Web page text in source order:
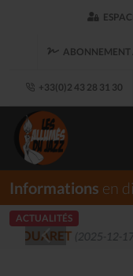
ABONNEMENT
+33(0)2 43 28 31 30
Informations en
ACTUALITÉS